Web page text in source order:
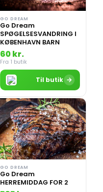
GO DREAM
Go Dream
SPØGELSESVANDRING I
KØBENHAVN BARN
60 kr.
Fra 1 butik
Til butik →
GO DREAM
Go Dream
HERREMIDDAG FOR 2